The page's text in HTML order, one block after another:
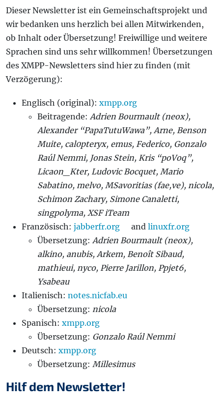
Dieser Newsletter ist ein Gemeinschaftsprojekt und
wir bedanken uns herzlich bei allen Mitwirkenden,
ob Inhalt oder Übersetzung! Freiwillige und weitere
Sprachen sind uns sehr willkommen! Übersetzungen
des XMPP-Newsletters sind hier zu finden (mit
Verzögerung):
Englisch (original): xmpp.org
Beitragende: Adrien Bourmault (neox),
Alexander “PapaTutuWawa”, Arne, Benson
Muite, cal0pteryx, emus, Federico, Gonzalo
Raúl Nemmi, Jonas Stein, Kris “poVoq”,
Licaon_Kter, Ludovic Bocquet, Mario
Sabatino, melvo, MSavoritias (fae,ve), nicola,
Schimon Zachary, Simone Canaletti,
singpolyma, XSF iTeam
Französisch: jabberfr.org and linuxfr.org
Übersetzung: Adrien Bourmault (neox),
alkino, anubis, Arkem, Benoît Sibaud,
mathieui, nyco, Pierre Jarillon, Ppjet6,
Ysabeau
Italienisch: notes.nicfab.eu
Übersetzung: nicola
Spanisch: xmpp.org
Übersetzung: Gonzalo Raúl Nemmi
Deutsch: xmpp.org
Übersetzung: Millesimus
Hilf dem Newsletter!